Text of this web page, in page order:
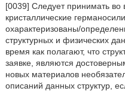
[0039] Следует принимать
кристаллические
охарактеризованы/
структурных и физических
время как полагают, что
заявке, являются
новых материалов
описаний данных структур,